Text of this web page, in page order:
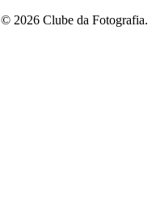
© 2026 Clube da Fotografia.